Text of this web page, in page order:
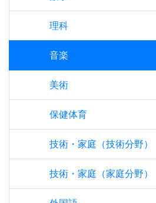
理科
音楽
美術
保健体育
技術・家庭（技術分野）
技術・家庭（家庭分野）